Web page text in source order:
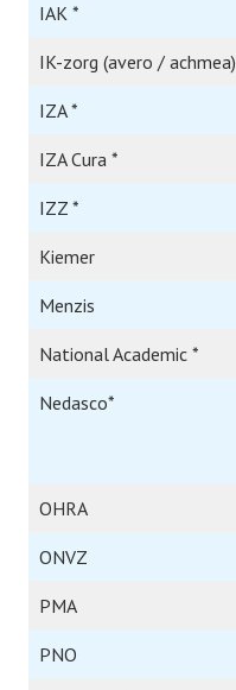
IAK *
IK-zorg (avero / achmea)
IZA *
IZA Cura *
IZZ *
Kiemer
Menzis
National Academic *
Nedasco*
OHRA
ONVZ
PMA
PNO